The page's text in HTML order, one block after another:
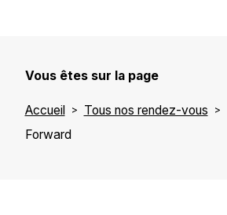
Vous êtes sur la page
Accueil Tous nos rendez-vous
Forward